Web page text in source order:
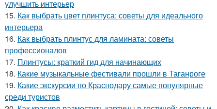
улучшить интерьер
15. Как выбрать цвет плинтуса: советы для идеального
интерьера
16. Как выбрать плинтус для ламината: советы
профессионалов
17. Плинтусы: краткий гид для начинающих
18. Какие музыкальные фестивали прошли в Таганроге
19. Какие экскурсии по Краснодару самые популярные
среди туристов